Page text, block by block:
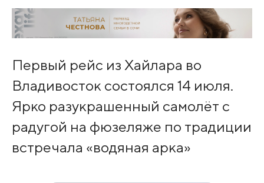
Первый рейс из Хайлара во
Владивосток состоялся 14 июля.
Ярко разукрашенный самолёт с
радугой на фюзеляже по традиции
встречала «водяная арка»